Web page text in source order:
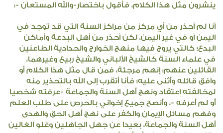
ينشرون مثل هذا الكلام، فأقول باختصار-والله المستعان -:
أنا لم أحذر من أي مركز من مراكز السنة التي قد توجد في
اليمن أو في غير اليمن، لكن أحذر من أهل البدعة وأماكن
البدع؛ كالتي يروج فيها منهج الخوارج والحدادية الطاعنين
في علماء السنة كالشيخ الألباني والشيخ ربيع وغيرهما،
القائلين عنهم: إنهم مرجئة، فمن قال مثل هذا الكلام أو
وافق قائله وأثنى عليه؛ فأنا أتقرب إلى الله بالتحذير منه
لمخالفته اعتقاد ونهج أهل السنة والجماعة -عرفته شخصيا
أو لم أعرفه -، وأنصح جميع إخواني بالحرص على طلب العلم
وفهم مسائل الإيمان والكفر على نهج أهل الحق والهدى
أهل السنة والجماعة، بعيدا عن جهل الجاهلين وغلو الغالين